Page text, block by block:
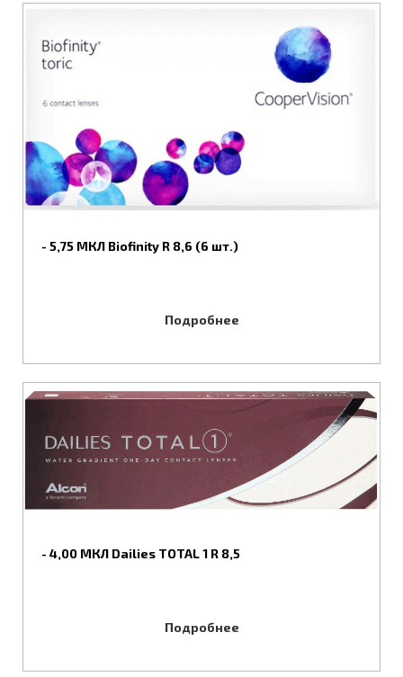
- 5,75 МКЛ Biofinity R 8,6 (6 шт.)
Подробнее
- 4,00 МКЛ Dailies TOTAL 1 R 8,5
Подробнее